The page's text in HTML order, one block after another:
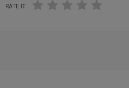
RATE IT